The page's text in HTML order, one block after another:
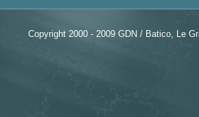
Copyright 2000 - 2009 GDN / Batico, Le